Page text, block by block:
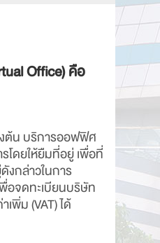
Office) คือ
งต้น บริการออฟฟิศ
โดยให้ยืมที่อยู่ เพื่อที่
งกล่าวในการ
อจดทะเบียนบริษัท
พิ่ม (VAT) ได้